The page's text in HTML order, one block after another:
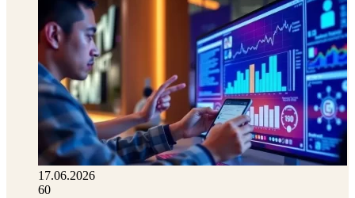
17.06.2026
60